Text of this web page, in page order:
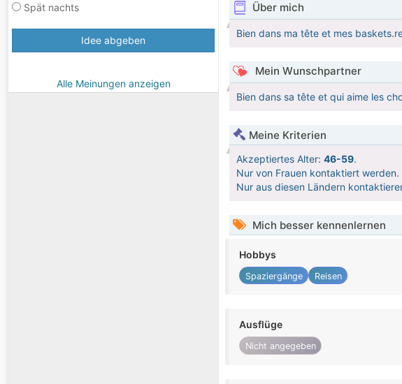
Spät nachts
Idee abgeben
Alle Meinungen anzeigen
Über mich
Bien dans ma tête et mes
Mein Wunschpartner
Bien dans sa tête et qui aime les
Meine Kriterien
Akzeptiertes Alter: 46-59.
Nur von Frauen kontaktiert werden.
Nur aus diesen Ländern
Mich besser kennenlernen
Hobbys
Spaziergänge Reisen
Ausflüge
Nicht angegeben